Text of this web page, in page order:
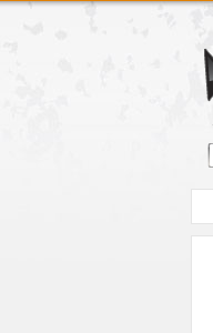
Zum Hauptmenue
Zum Seiteninhalt
Zum Warenkob